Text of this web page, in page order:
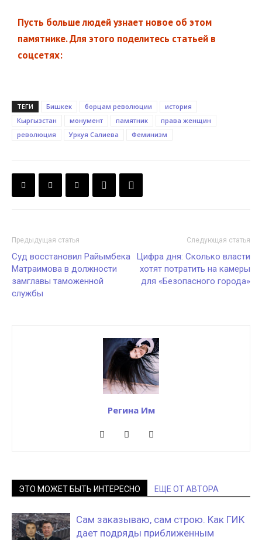
Пусть больше людей узнает новое об этом
памятнике. Для этого поделитесь статьей в
соцсетях:
ТЕГИ Бишкек борцам революции
история
Кыргызстан
монумент памятник
права женщин
революция
Уркуя Салиева Феминизм
Предыдущая статья
Суд восстановил Райымбека
Матраимова в должности
замглавы таможенной
службы
Следующая статья
Цифра дня: Сколько власти
хотят потратить на камеры
для «Безопасного города»
Регина Им
ЭТО МОЖЕТ БЫТЬ ИНТЕРЕСНО ЕЩЕ ОТ АВТОРА
Сам заказываю, сам строю. Как ГИК
дает подряды приближенным